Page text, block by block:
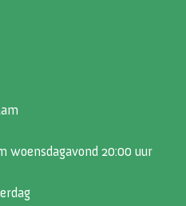
woensdagavond 20:00 uur